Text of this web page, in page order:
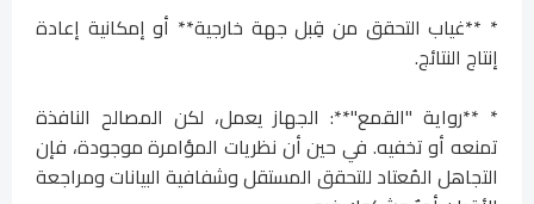
* **غياب التحقق من قِبل جهة خارجية** أو إمكانية إعادة
إنتاج النتائج.
* **رواية "القمع"**: الجهاز يعمل، لكن المصالح النافذة
تمنعه ​​أو تخفيه. في حين أن نظريات المؤامرة موجودة، فإن
التجاهل المُعتاد للتحقق المستقل وشفافية البيانات ومراجعة